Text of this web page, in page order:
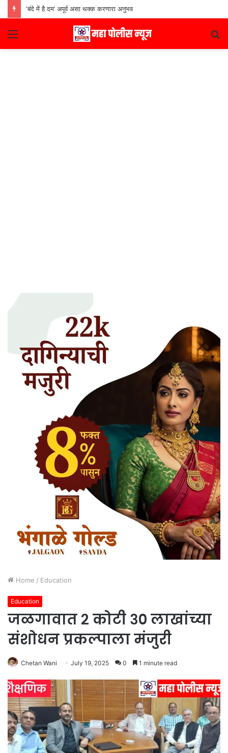
‘बंदे में है दम’ अपूर्व असा थक्क करणारा अनुभव
Menu
Home / Education
Education
जळगावात २ कोटी ३० लाखांच्या
संशोधन प्रकल्पाला मंजुरी
Chetan Wani July 19, 2025 0 1 minute read